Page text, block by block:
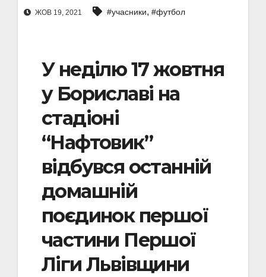
ЖОВ 19, 2021 #учасники, #футбол
У неділю 17 жовтня
у Бориславі на
стадіоні
“Нафтовик”
відбувся останній
домашній
поєдинок першої
частини Першої
Ліги Львівщини